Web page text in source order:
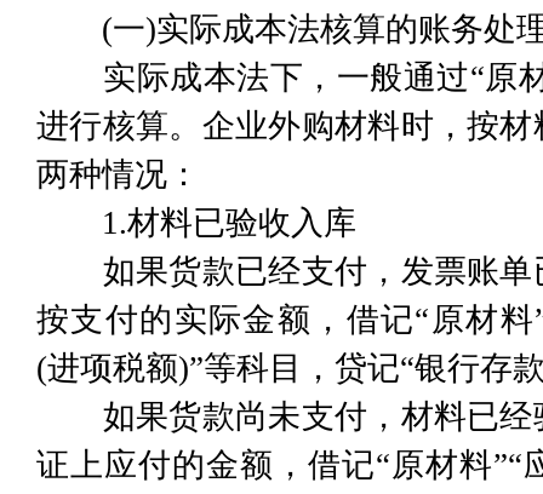
(一)实际成本法核算的账务处
实际成本法下，一般通过“原材
进行核算。企业外购材料时，按
两种情况：
1.材料已验收入库
如果货款已经支付，发票账单
按支付的实际金额，借记“原材
(进项税额)”等科目，贷记“银行存
如果货款尚未支付，材料已经
证上应付的金额，借记“原材料